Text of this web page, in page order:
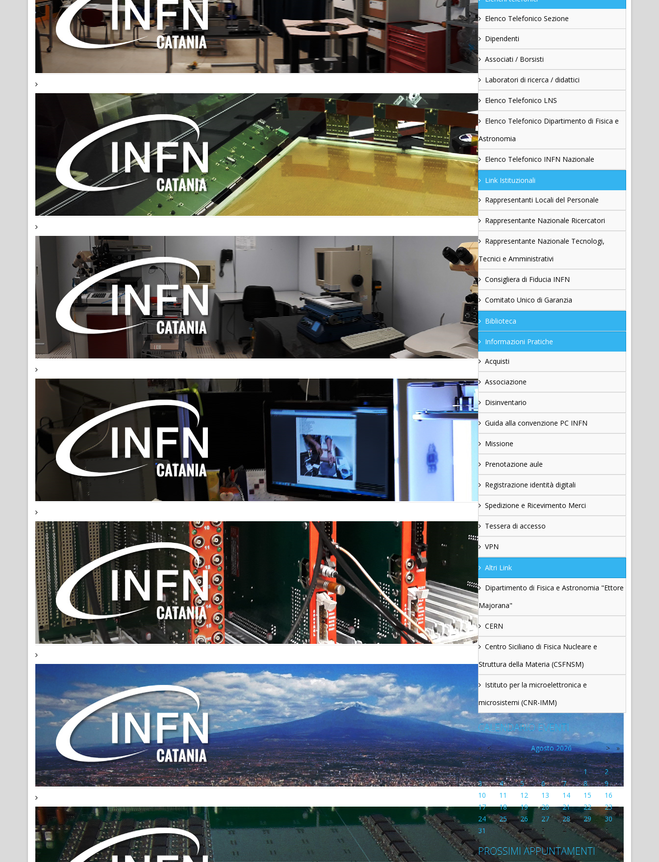
Elenco Telefonico Sezione
Dipendenti
Associati / Borsisti
Laboratori di ricerca / didattici
Elenco Telefonico LNS
Elenco Telefonico Dipartimento di Fisica e
Astronomia
Elenco Telefonico INFN Nazionale
Link Istituzionali
Rappresentanti Locali del Personale
Rappresentante Nazionale Ricercatori
Rappresentante Nazionale Tecnologi,
Tecnici e Amministrativi
Consigliera di Fiducia INFN
Comitato Unico di Garanzia
Biblioteca
Informazioni Pratiche
Acquisti
Associazione
Disinventario
Guida alla convenzione PC INFN
Missione
Prenotazione aule
Registrazione identità digitali
Spedizione e Ricevimento Merci
Tessera di accesso
VPN
Altri Link
Dipartimento di Fisica e Astronomia "Ettore
Majorana"
CERN
Centro Siciliano di Fisica Nucleare e
Struttura della Materia (CSFNSM)
Istituto per la microelettronica e
microsistemi (CNR-IMM)
CALENDARIO EVENTI
« < Agosto 2026 >
»
L
M M G V S
D
27
28 29 30 31 1
2
3
4 5 6 7 8
9
10
11 12 13 14 15
16
17
18 19 20 21 22
23
24
25 26 27 28 29
30
31
1 2 3 4 5 6
PROSSIMI APPUNTAMENTI